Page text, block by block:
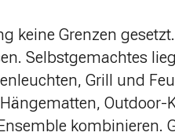
keine Grenzen
Selbstgemachtes
Grill und
Outdoor-
kombinieren.